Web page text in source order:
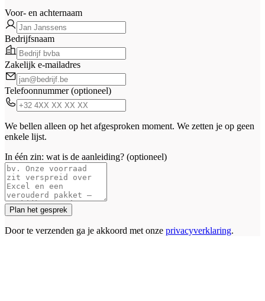
Voor- en achternaam
Bedrijfsnaam
Zakelijk e-mailadres
Telefoonnummer (optioneel)
We bellen alleen op het afgesproken moment. We zetten je op geen
enkele lijst.
In één zin: wat is de aanleiding? (optioneel)
Plan het gesprek
Door te verzenden ga je akkoord met onze privacyverklaring.